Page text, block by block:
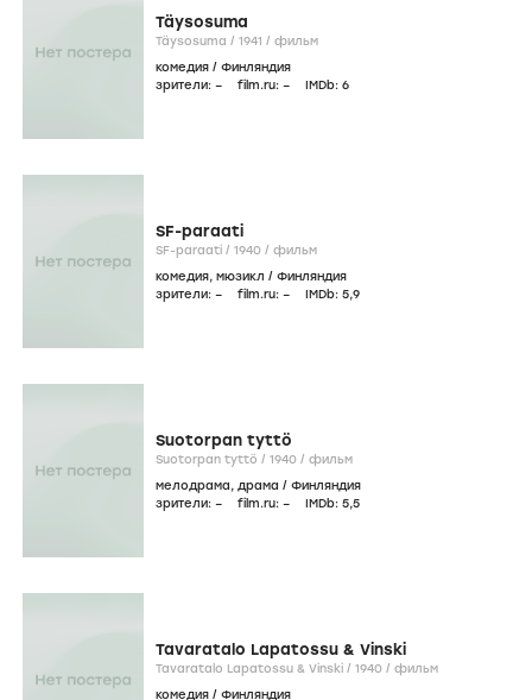
Täysosuma
Täysosuma / 1941 / фильм
комедия / Финляндия
зрители: – film.ru: – IMDb: 6
SF-paraati
SF-paraati / 1940 / фильм
комедия, мюзикл / Финляндия
зрители: – film.ru: – IMDb: 5,9
Suotorpan tyttö
Suotorpan tyttö / 1940 / фильм
мелодрама, драма / Финляндия
зрители: – film.ru: – IMDb: 5,5
Tavaratalo Lapatossu & Vinski
Tavaratalo Lapatossu & Vinski / 1940 / фильм
комедия / Финляндия